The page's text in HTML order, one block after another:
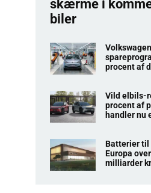
skærme i
biler
procent af
Vild elbils-
procent af
handler nu
Batterier til
Europa
milliarder